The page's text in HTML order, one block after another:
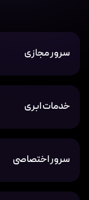
سرور مجازی
خدمات ابری
سرور اختصاصی